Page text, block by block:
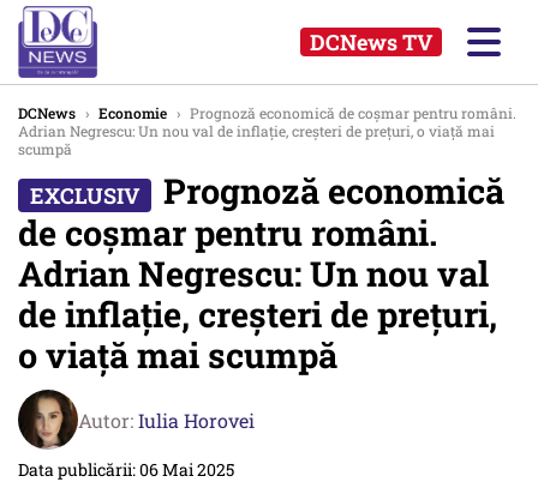
DCNews TV
DCNews › Economie › Prognoză economică de coșmar pentru români.
Adrian Negrescu: Un nou val de inflație, creșteri de prețuri, o viață mai
scumpă
Prognoză economică
de coșmar pentru români.
Adrian Negrescu: Un nou val
de inflație, creșteri de prețuri,
o viață mai scumpă
Autor:Iulia Horovei
Data publicării: 06 Mai 2025